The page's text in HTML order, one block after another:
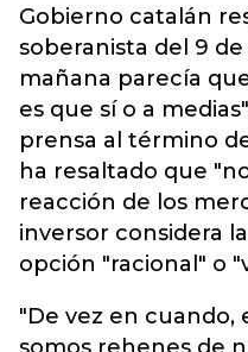
Gobierno catalán
soberanista del 9
mañana parecía
es que sí o a
prensa al término
ha resaltado que
reacción de los
inversor considera
opción "racional" o
"De vez en cuando,